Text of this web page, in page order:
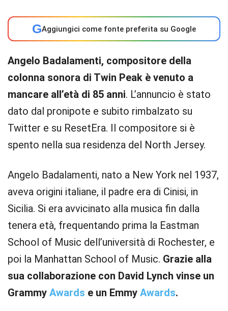
GAggiungici come fonte preferita su Google
Angelo Badalamenti, compositore della
colonna sonora di Twin Peak è venuto a
mancare all’età di 85 anni. L’annuncio è stato
dato dal pronipote e subito rimbalzato su
Twitter e su ResetEra. Il compositore si è
spento nella sua residenza del North Jersey.
Angelo Badalamenti, nato a New York nel 1937,
aveva origini italiane, il padre era di Cinisi, in
Sicilia. Si era avvicinato alla musica fin dalla
tenera età, frequentando prima la Eastman
School of Music dell’università di Rochester, e
poi la Manhattan School of Music. Grazie alla
sua collaborazione con David Lynch vinse un
Grammy Awards e un Emmy Awards.